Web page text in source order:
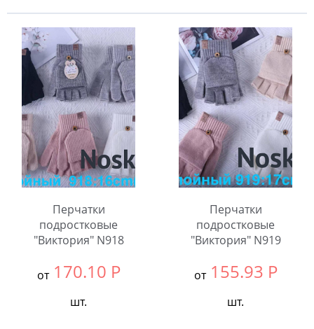
Перчатки
подростковые
"Виктория" N918
от 170.10 Р
шт.
Перчатки
подростковые
"Виктория" N919
от 155.93 Р
шт.